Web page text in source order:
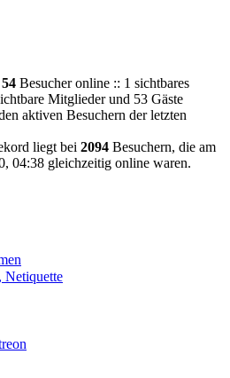
54 Besucher online :: 1 sichtbares
Mitglieder und 53 Gäste
aktiven Besuchern der letzten
liegt bei 2094 Besuchern, die am
04:38 gleichzeitig online waren.